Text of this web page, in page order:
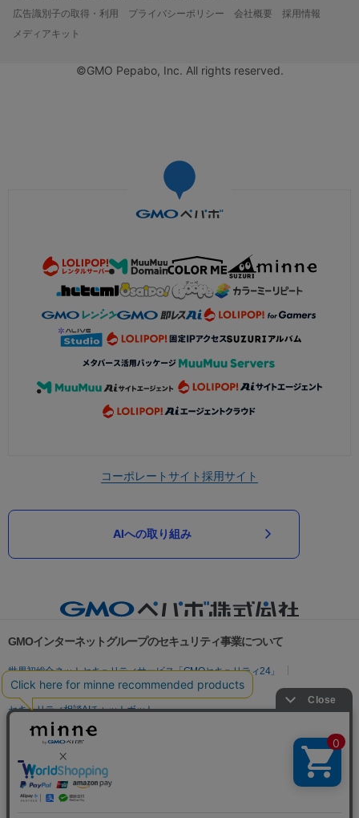
広告識別子の取得・利用
プライバシーポリシー 会社概要
採用情報
メディアキット
©GMO Pepabo, Inc. All rights reserved.
コーポレートサイト採用サイト
AIへの取り組み
GMOインターネットグループのセキュリティ事業について
世界初総合ネットセキュリティサービス「GMOセキュリティ24」
パスワード漏洩診断
Webサイトリスク診断
セキュリティ相談AIチャットボット
実在証明・盗聴対策
サイバー攻撃対策（GMO Flatt Security）
セキュリティ事業の軌跡